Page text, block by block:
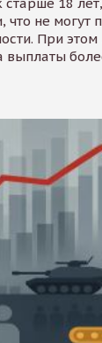
что не могут
При
выплаты